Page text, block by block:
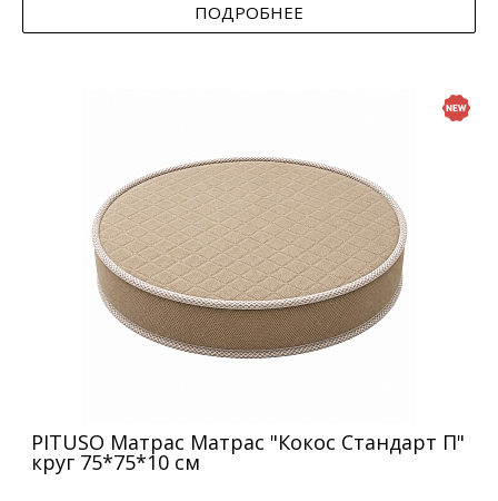
ПОДРОБНЕЕ
PITUSO Матрас Матрас "Кокос Стандарт П"
круг 75*75*10 см